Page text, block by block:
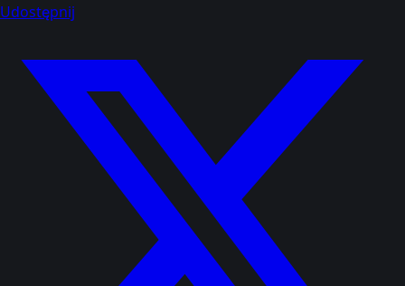
Udostępnij